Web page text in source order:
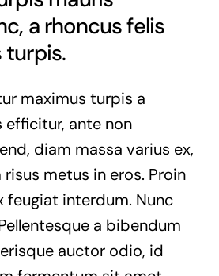
a rhoncus felis
turpis.
maximus turpis a
efficitur, ante non
diam massa varius ex,
metus in eros. Proin
feugiat interdum. Nunc
a bibendum
auctor odio, id